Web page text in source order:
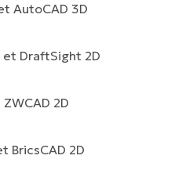
AutoCAD 3D
et DraftSight 2D
ZWCAD 2D
BricsCAD 2D